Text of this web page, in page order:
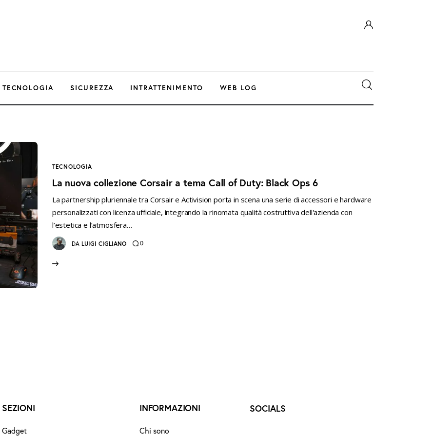
TECNOLOGIA SICUREZZA INTRATTENIMENTO WEB LOG
TECNOLOGIA
La nuova collezione Corsair a tema Call of Duty: Black Ops 6
La partnership pluriennale tra Corsair e Activision porta in scena una serie di accessori e hardware
personalizzati con licenza ufficiale, integrando la rinomata qualità costruttiva dell'azienda con
l’estetica e l’atmosfera…
DA LUIGI CIGLIANO 0
SEZIONI
Gadget
INFORMAZIONI
Chi sono
SOCIALS